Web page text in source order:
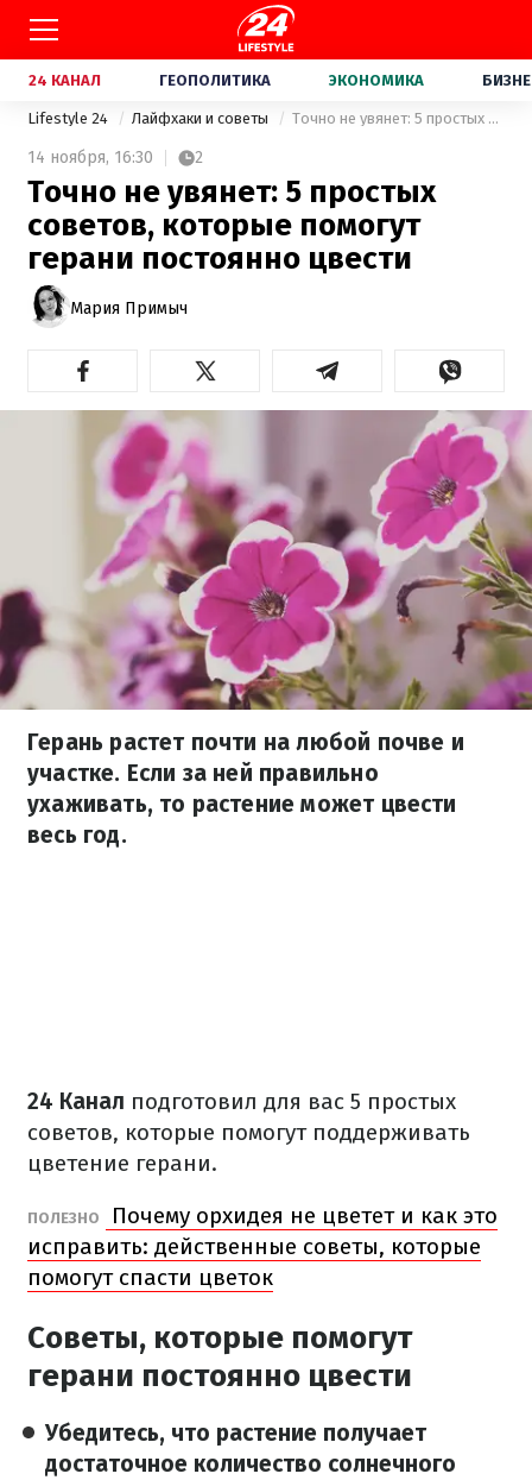
24 КАНАЛ ГЕОПОЛИТИКА ЭКОНОМИКА
Lifestyle 24 Лайфхаки и советы Точно не увянет: 5 простых советов, которые помогут герани постоянно цвести
14 ноября, 16:30 2
Точно не увянет: 5 простых
советов, которые помогут
герани постоянно цвести
Мария Примыч
Герань растет почти на любой почве и
участке. Если за ней правильно
ухаживать, то растение может цвести
весь год.
24 Канал подготовил для вас 5 простых
советов, которые помогут поддерживать
цветение герани.
ПОЛЕЗНО
Почему орхидея не цветет и как это
исправить: действенные советы, которые
помогут спасти цветок
Советы, которые помогут
герани постоянно цвести
Убедитесь, что растение получает
достаточное количество солнечного